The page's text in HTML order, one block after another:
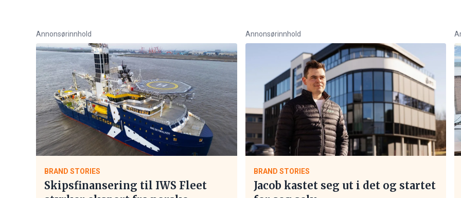
Annonsørinnhold
BRAND STORIES
Skipsfinansering til IWS Fleet
Annonsørinnhold
BRAND STORIES
Jacob kastet seg ut i det og startet